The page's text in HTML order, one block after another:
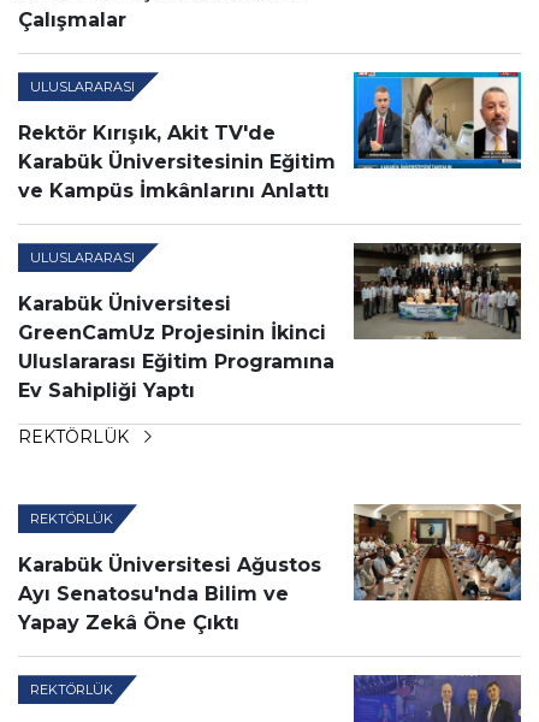
Çalışmalar
ULUSLARARASI
Rektör Kırışık, Akit TV'de
Karabük Üniversitesinin Eğitim
ve Kampüs İmkânlarını Anlattı
ULUSLARARASI
Karabük Üniversitesi
GreenCamUz Projesinin İkinci
Uluslararası Eğitim Programına
Ev Sahipliği Yaptı
REKTÖRLÜK
REKTÖRLÜK
Karabük Üniversitesi Ağustos
Ayı Senatosu'nda Bilim ve
Yapay Zekâ Öne Çıktı
REKTÖRLÜK